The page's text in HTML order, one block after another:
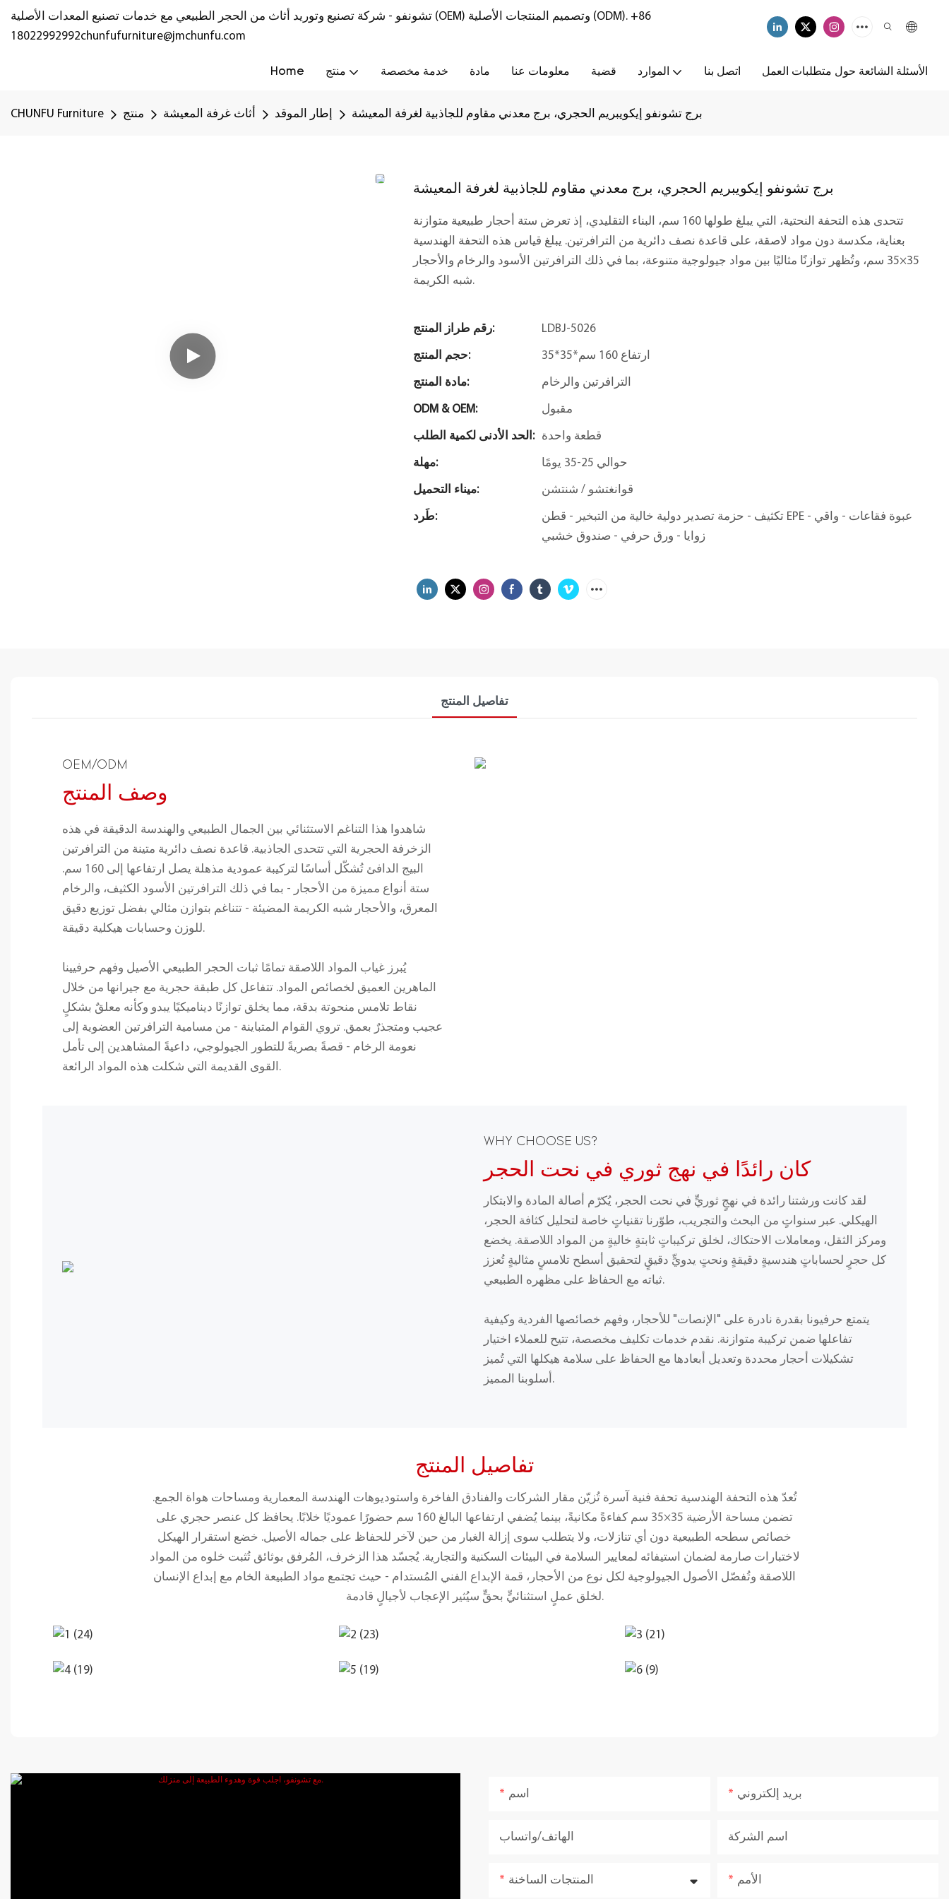
تشونفو - شركة تصنيع وتوريد أثاث من الحجر الطبيعي مع خدمات تصنيع المعدات الأصلية (OEM) وتصميم المنتجات الأصلية (ODM). +86
18022992992chunfufurniture@jmchunfu.com
Home منتج خدمة مخصصة مادة معلومات عنا قضية الموارد اتصل بنا الأسئلة الشائعة حول متطلبات العمل
CHUNFU Furniture منتج أثاث غرفة المعيشة إطار الموقد برج تشونفو إيكويبريم الحجري، برج معدني مقاوم للجاذبية لغرفة المعيشة
برج تشونفو إيكويبريم الحجري، برج معدني مقاوم للجاذبية لغرفة المعيشة
تتحدى هذه التحفة النحتية، التي يبلغ طولها 160 سم، البناء التقليدي، إذ تعرض ستة أحجار طبيعية متوازنة
بعناية، مكدسة دون مواد لاصقة، على قاعدة نصف دائرية من الترافرتين. يبلغ قياس هذه التحفة الهندسية
35×35 سم، وتُظهر توازنًا مثاليًا بين مواد جيولوجية متنوعة، بما في ذلك الترافرتين الأسود والرخام والأحجار
شبه الكريمة.
رقم طراز المنتج: LDBJ-5026
حجم المنتج: 35*35*ارتفاع 160 سم
مادة المنتج: الترافرتين والرخام
ODM & OEM: مقبول
الحد الأدنى لكمية الطلب: قطعة واحدة
مهلة: حوالي 25-35 يومًا
ميناء التحميل: قوانغتشو / شنتشن
طَرد:
تكثيف - حزمة تصدير دولية خالية من التبخير - قطن EPE - عبوة فقاعات - واقي
زوايا - ورق حرفي - صندوق خشبي
تفاصيل المنتج
OEM/ODM
وصف المنتج
شاهدوا هذا التناغم الاستثنائي بين الجمال الطبيعي والهندسة الدقيقة في هذه
الزخرفة الحجرية التي تتحدى الجاذبية. قاعدة نصف دائرية متينة من الترافرتين
البيج الدافئ تُشكّل أساسًا لتركيبة عمودية مذهلة يصل ارتفاعها إلى 160 سم.
ستة أنواع مميزة من الأحجار - بما في ذلك الترافرتين الأسود الكثيف، والرخام
المعرق، والأحجار شبه الكريمة المضيئة - تتناغم بتوازن مثالي بفضل توزيع دقيق
للوزن وحسابات هيكلية دقيقة.
يُبرز غياب المواد اللاصقة تمامًا ثبات الحجر الطبيعي الأصيل وفهم حرفيينا
الماهرين العميق لخصائص المواد. تتفاعل كل طبقة حجرية مع جيرانها من خلال
نقاط تلامس منحوتة بدقة، مما يخلق توازنًا ديناميكيًا يبدو وكأنه معلقٌ بشكلٍ
عجيب ومتجذرٌ بعمق. تروي القوام المتباينة - من مسامية الترافرتين العضوية إلى
نعومة الرخام - قصةً بصريةً للتطور الجيولوجي، داعيةً المشاهدين إلى تأمل
القوى القديمة التي شكلت هذه المواد الرائعة.
WHY CHOOSE US?
كان رائدًا في نهج ثوري في نحت الحجر
لقد كانت ورشتنا رائدة في نهجٍ ثوريٍّ في نحت الحجر، يُكرّم أصالة المادة والابتكار
الهيكلي. عبر سنواتٍ من البحث والتجريب، طوّرنا تقنياتٍ خاصة لتحليل كثافة الحجر،
ومركز الثقل، ومعاملات الاحتكاك، لخلق تركيباتٍ ثابتةٍ خاليةٍ من المواد اللاصقة. يخضع
كل حجرٍ لحساباتٍ هندسيةٍ دقيقةٍ ونحتٍ يدويٍّ دقيقٍ لتحقيق أسطح تلامسٍ مثاليةٍ تُعزز
ثباته مع الحفاظ على مظهره الطبيعي.
يتمتع حرفيونا بقدرة نادرة على "الإنصات" للأحجار، وفهم خصائصها الفردية وكيفية
تفاعلها ضمن تركيبة متوازنة. نقدم خدمات تكليف مخصصة، تتيح للعملاء اختيار
تشكيلات أحجار محددة وتعديل أبعادها مع الحفاظ على سلامة هيكلها التي تُميز
أسلوبنا المميز.
تفاصيل المنتج
تُعدّ هذه التحفة الهندسية تحفة فنية آسرة تُزيّن مقار الشركات والفنادق الفاخرة واستوديوهات الهندسة المعمارية ومساحات هواة الجمع.
تضمن مساحة الأرضية 35×35 سم كفاءةً مكانيةً، بينما يُضفي ارتفاعها البالغ 160 سم حضورًا عموديًا خلابًا. يحافظ كل عنصر حجري على
خصائص سطحه الطبيعية دون أي تنازلات، ولا يتطلب سوى إزالة الغبار من حين لآخر للحفاظ على جماله الأصيل. خضع استقرار الهيكل
لاختبارات صارمة لضمان استيفائه لمعايير السلامة في البيئات السكنية والتجارية. يُجسّد هذا الزخرف، المُرفق بوثائق تُثبت خلوه من المواد
اللاصقة وتُفصّل الأصول الجيولوجية لكل نوع من الأحجار، قمة الإبداع الفني المُستدام - حيث تجتمع مواد الطبيعة الخام مع إبداع الإنسان
لخلق عملٍ استثنائيٍّ بحقٍّ سيُثير الإعجاب لأجيالٍ قادمة.
اسم بريد إلكتروني
الهاتف/واتساب اسم الشركة
المنتجات الساخنة الأمم